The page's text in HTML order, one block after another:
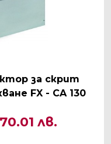
за скрит
FX - CA 130
лв.